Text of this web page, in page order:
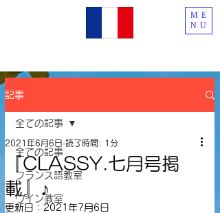
ME
NU
記事
全ての記事
フランス語教室
ワイン教室
全ての記事
『CLASSY.七月号掲
載』♪
2021年6月6日 読了時間: 1分
更新日： 2021年7月6日